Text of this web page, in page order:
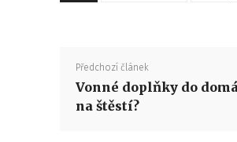
Předchozí článek
Vonné doplňky do
na štěstí?